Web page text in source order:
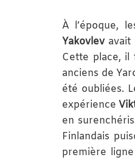
À l’époque,
Yakovlevavait
Cette place, il
anciens de
été oubliées.
expérience
en
Finlandais
première